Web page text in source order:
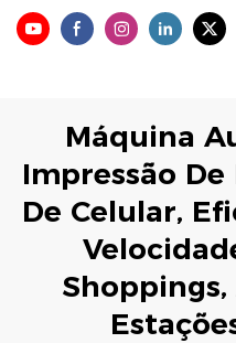
Máquina
Impressão De
De Celular,